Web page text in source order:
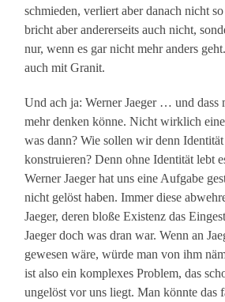
schmieden, verliert aber danach nicht
bricht aber andererseits auch nicht,
nur, wenn es gar nicht mehr anders
auch mit Granit.
Und ach ja: Werner Jaeger … und dass
mehr denken könne. Nicht wirklich
was dann? Wie sollen wir denn
konstruieren? Denn ohne Identität lebt
Werner Jaeger hat uns eine Aufgabe
nicht gelöst haben. Immer diese
Jaeger, deren bloße Existenz das
Jaeger doch was dran war. Wenn an
gewesen wäre, würde man von ihm
ist also ein komplexes Problem, das
ungelöst vor uns liegt. Man könnte das